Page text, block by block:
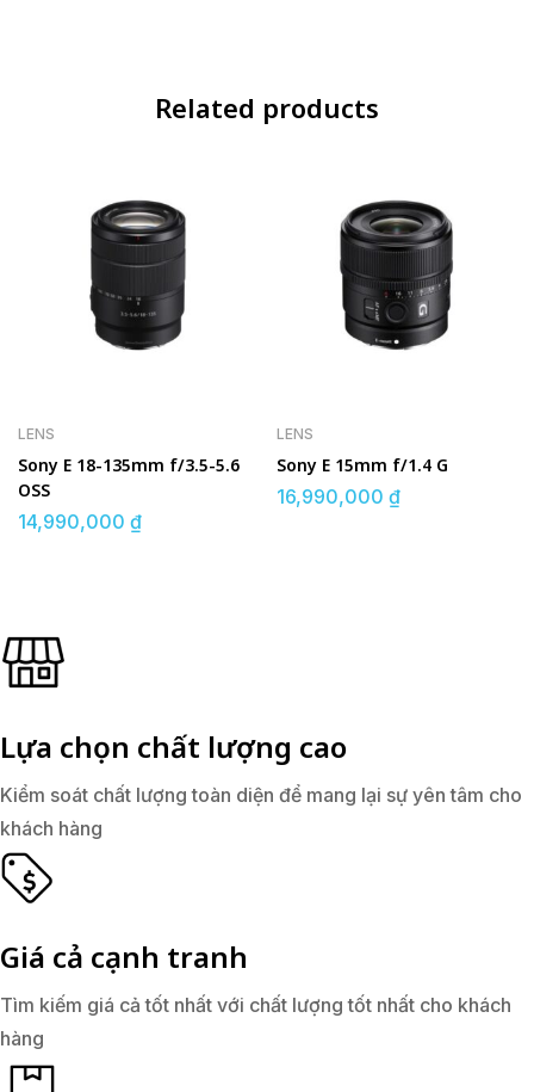
Related products
LENS
Sony E 18-135mm f/3.5-5.6
OSS
14,990,000 ₫
LENS
Sony E 15mm f/1.4 G
16,990,000 ₫
Lựa chọn chất lượng cao
Kiểm soát chất lượng toàn diện để mang lại sự yên tâm cho
khách hàng
Giá cả cạnh tranh
Tìm kiếm giá cả tốt nhất với chất lượng tốt nhất cho khách
hàng